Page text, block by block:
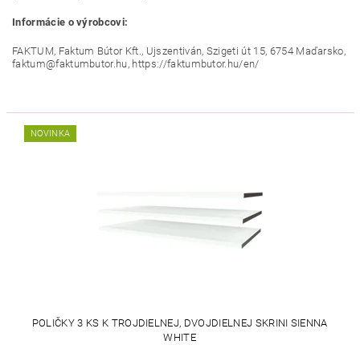
Informácie o výrobcovi:
FAKTUM, Faktum Bútor Kft., Ujszentiván, Szigeti út 15, 6754 Maďarsko,
faktum@faktumbutor.hu, https://faktumbutor.hu/en/
NOVINKA
POLIČKY 3 KS K TROJDIELNEJ, DVOJDIELNEJ SKRINI SIENNA
WHITE